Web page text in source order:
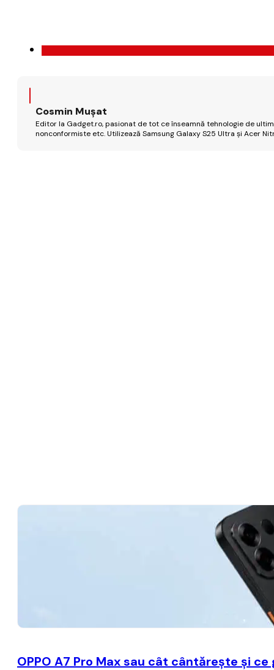
Cosmin Mușat
Editor la Gadget.ro, pasionat de tot ce înseamnă tehnologie de
nonconformiste etc. Utilizează Samsung Galaxy S25 Ultra și Acer
OPPO A7 Pro Max sau cât cântărește și